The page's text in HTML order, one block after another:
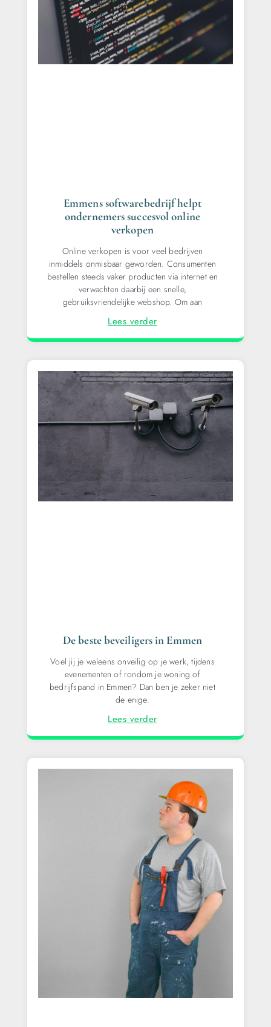
Emmens softwarebedrijf helpt
ondernemers succesvol online
verkopen
Online verkopen is voor veel bedrijven
inmiddels onmisbaar geworden. Consumenten
bestellen steeds vaker producten via internet en
verwachten daarbij een snelle,
gebruiksvriendelijke webshop. Om aan
Lees verder
De beste beveiligers in Emmen
Voel jij je weleens onveilig op je werk, tijdens
evenementen of rondom je woning of
bedrijfspand in Emmen? Dan ben je zeker niet
de enige.
Lees verder